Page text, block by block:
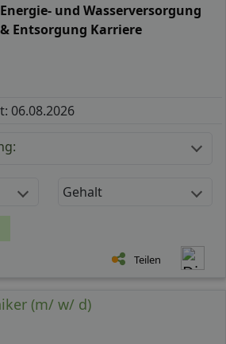
Energie- und Wasserversorgung
& Entsorgung Karriere
06.08.2026
Gehalt
Teilen
(m/ w/ d)